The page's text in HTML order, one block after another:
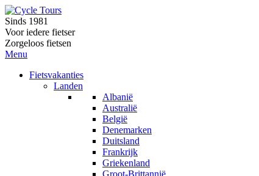
Sinds 1981
Voor iedere fietser
Zorgeloos fietsen
Menu
Fietsvakanties
Landen
Albanië
Australië
België
Denemarken
Duitsland
Frankrijk
Griekenland
Groot-Brittannië